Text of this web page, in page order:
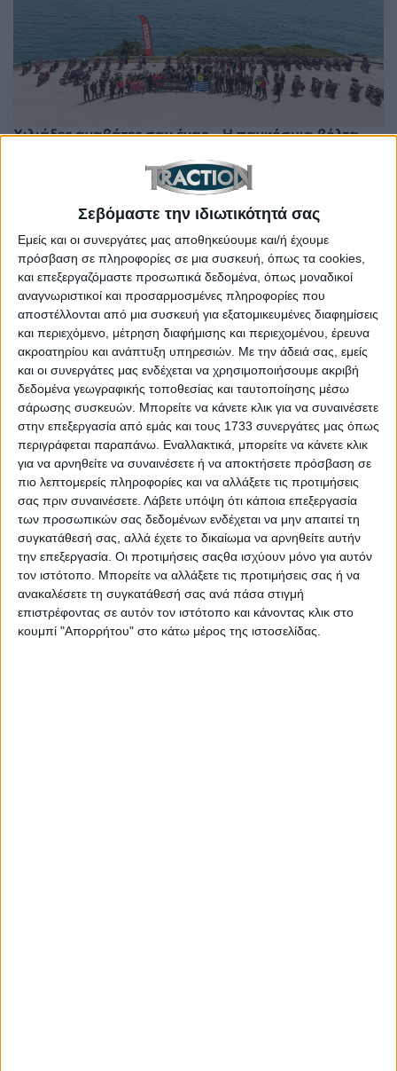
Σεβόμαστε την ιδιωτικότητά σας
Εμείς και οι συνεργάτες μας αποθηκεύουμε και/ή έχουμε
πρόσβαση σε πληροφορίες σε μια συσκευή, όπως τα cookies,
και επεξεργαζόμαστε προσωπικά δεδομένα, όπως μοναδικοί
αναγνωριστικοί και προσαρμοσμένες πληροφορίες που
αποστέλλονται από μια συσκευή για εξατομικευμένες διαφημίσεις
και περιεχόμενο, μέτρηση διαφήμισης και περιεχομένου, έρευνα
ακροατηρίου και ανάπτυξη υπηρεσιών. Με την άδειά σας, εμείς
και οι συνεργάτες μας ενδέχεται να χρησιμοποιήσουμε ακριβή
δεδομένα γεωγραφικής τοποθεσίας και ταυτοποίησης μέσω
σάρωσης συσκευών. Μπορείτε να κάνετε κλικ για να συναινέσετε
στην επεξεργασία από εμάς και τους 1733 συνεργάτες μας όπως
περιγράφεται παραπάνω. Εναλλακτικά, μπορείτε να κάνετε κλικ
για να αρνηθείτε να συναινέσετε ή να αποκτήσετε πρόσβαση σε
πιο λεπτομερείς πληροφορίες και να αλλάξετε τις προτιμήσεις
σας πριν συναινέσετε. Λάβετε υπόψη ότι κάποια επεξεργασία
των προσωπικών σας δεδομένων ενδέχεται να μην απαιτεί τη
συγκατάθεσή σας, αλλά έχετε το δικαίωμα να αρνηθείτε αυτήν
την επεξεργασία. Οι προτιμήσεις σαςθα ισχύουν μόνο για αυτόν
τον ιστότοπο. Μπορείτε να αλλάξετε τις προτιμήσεις σας ή να
ανακαλέσετε τη συγκατάθεσή σας ανά πάσα στιγμή
επιστρέφοντας σε αυτόν τον ιστότοπο και κάνοντας κλικ στο
κουμπί "Απορρήτου" στο κάτω μέρος της ιστοσελίδας.
Χιλιάδες αναβάτες σαν ένας – Η παγκόσμια βόλτα
Όφελος έως 4.000 ευρώ για τις ιταλικές μοτοσυκλέτες
– Ή χαμηλότοκο χρηματοδοτικό